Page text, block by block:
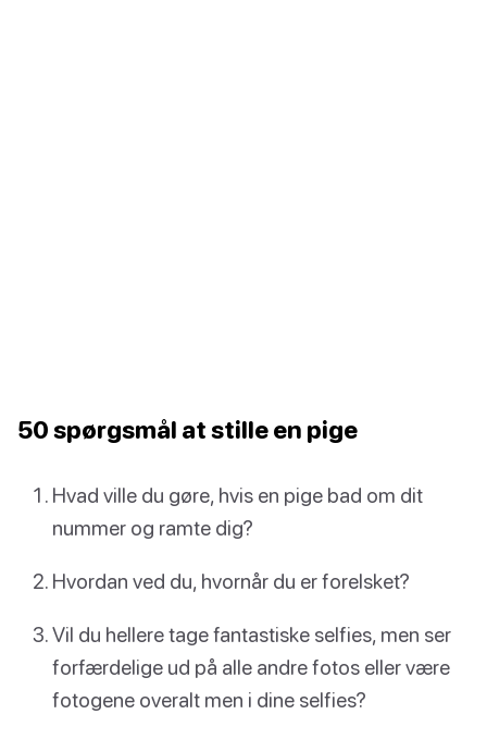
50 spørgsmål at stille en pige
Hvad ville du gøre, hvis en pige bad om dit
nummer og ramte dig?
Hvordan ved du, hvornår du er forelsket?
Vil du hellere tage fantastiske selfies, men ser
forfærdelige ud på alle andre fotos eller være
fotogene overalt men i dine selfies?